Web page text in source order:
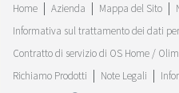
Home
Azienda Mappa del Sito
Informativa sul trattamento dei dati
Contratto di servizio di OS Home /
Richiamo Prodotti
Note Legali